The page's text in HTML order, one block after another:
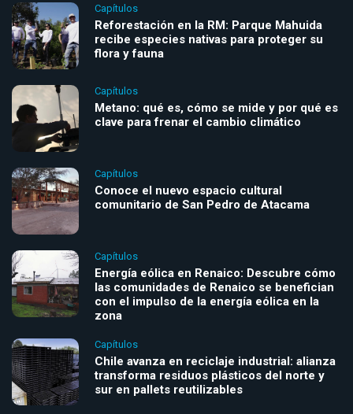
Capítulos
Reforestación en la RM: Parque Mahuida
recibe especies nativas para proteger su
flora y fauna
Capítulos
Metano: qué es, cómo se mide y por qué es
clave para frenar el cambio climático
Capítulos
Conoce el nuevo espacio cultural
comunitario de San Pedro de Atacama
Capítulos
Energía eólica en Renaico: Descubre cómo
las comunidades de Renaico se benefician
con el impulso de la energía eólica en la
zona
Capítulos
Chile avanza en reciclaje industrial: alianza
transforma residuos plásticos del norte y
sur en pallets reutilizables